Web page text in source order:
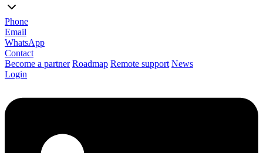
Phone
Email
WhatsApp
Contact
Become a partner Roadmap Remote support News
Login